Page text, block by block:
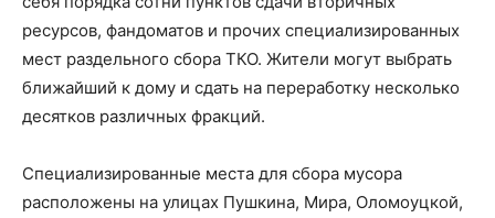
ресурсов, фандоматов и прочих специализированных
мест раздельного сбора ТКО. Жители могут выбрать
ближайший к дому и сдать на переработку несколько
десятков различных фракций.
Специализированные места для сбора мусора
расположены на улицах Пушкина, Мира, Оломоуцкой,